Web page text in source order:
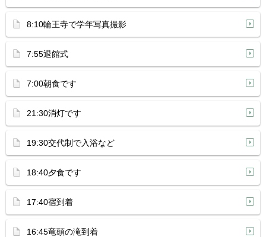
8:10輪王寺で学年写真撮影
7:55退館式
7:00朝食です
21:30消灯です
19:30交代制で入浴など
18:40夕食です
17:40宿到着
16:45竜頭の滝到着